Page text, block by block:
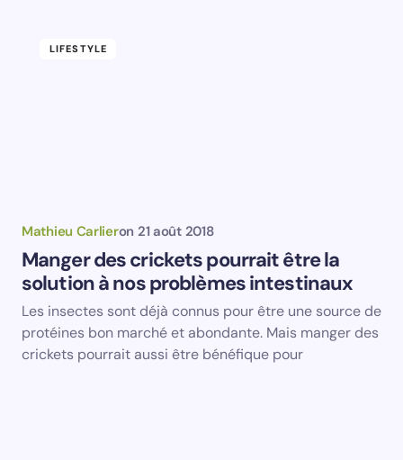
LIFESTYLE
Mathieu Carlieron 21 août 2018
Manger des crickets pourrait être la
solution à nos problèmes intestinaux
Les insectes sont déjà connus pour être une source de
protéines bon marché et abondante. Mais manger des
crickets pourrait aussi être bénéfique pour